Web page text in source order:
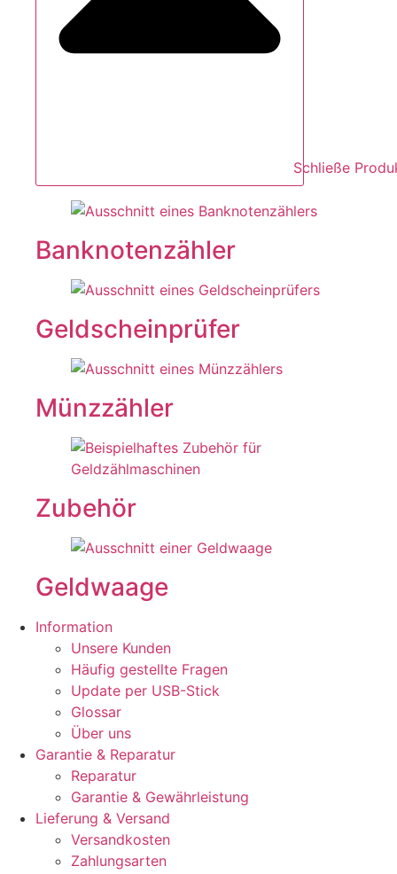
Schließe
Banknotenzähler
Geldscheinprüfer
Münzzähler
Zubehör
Geldwaage
Information
Unsere Kunden
Häufig gestellte Fragen
Update per USB-Stick
Glossar
Über uns
Garantie & Reparatur
Reparatur
Garantie & Gewährleistung
Lieferung & Versand
Versandkosten
Zahlungsarten